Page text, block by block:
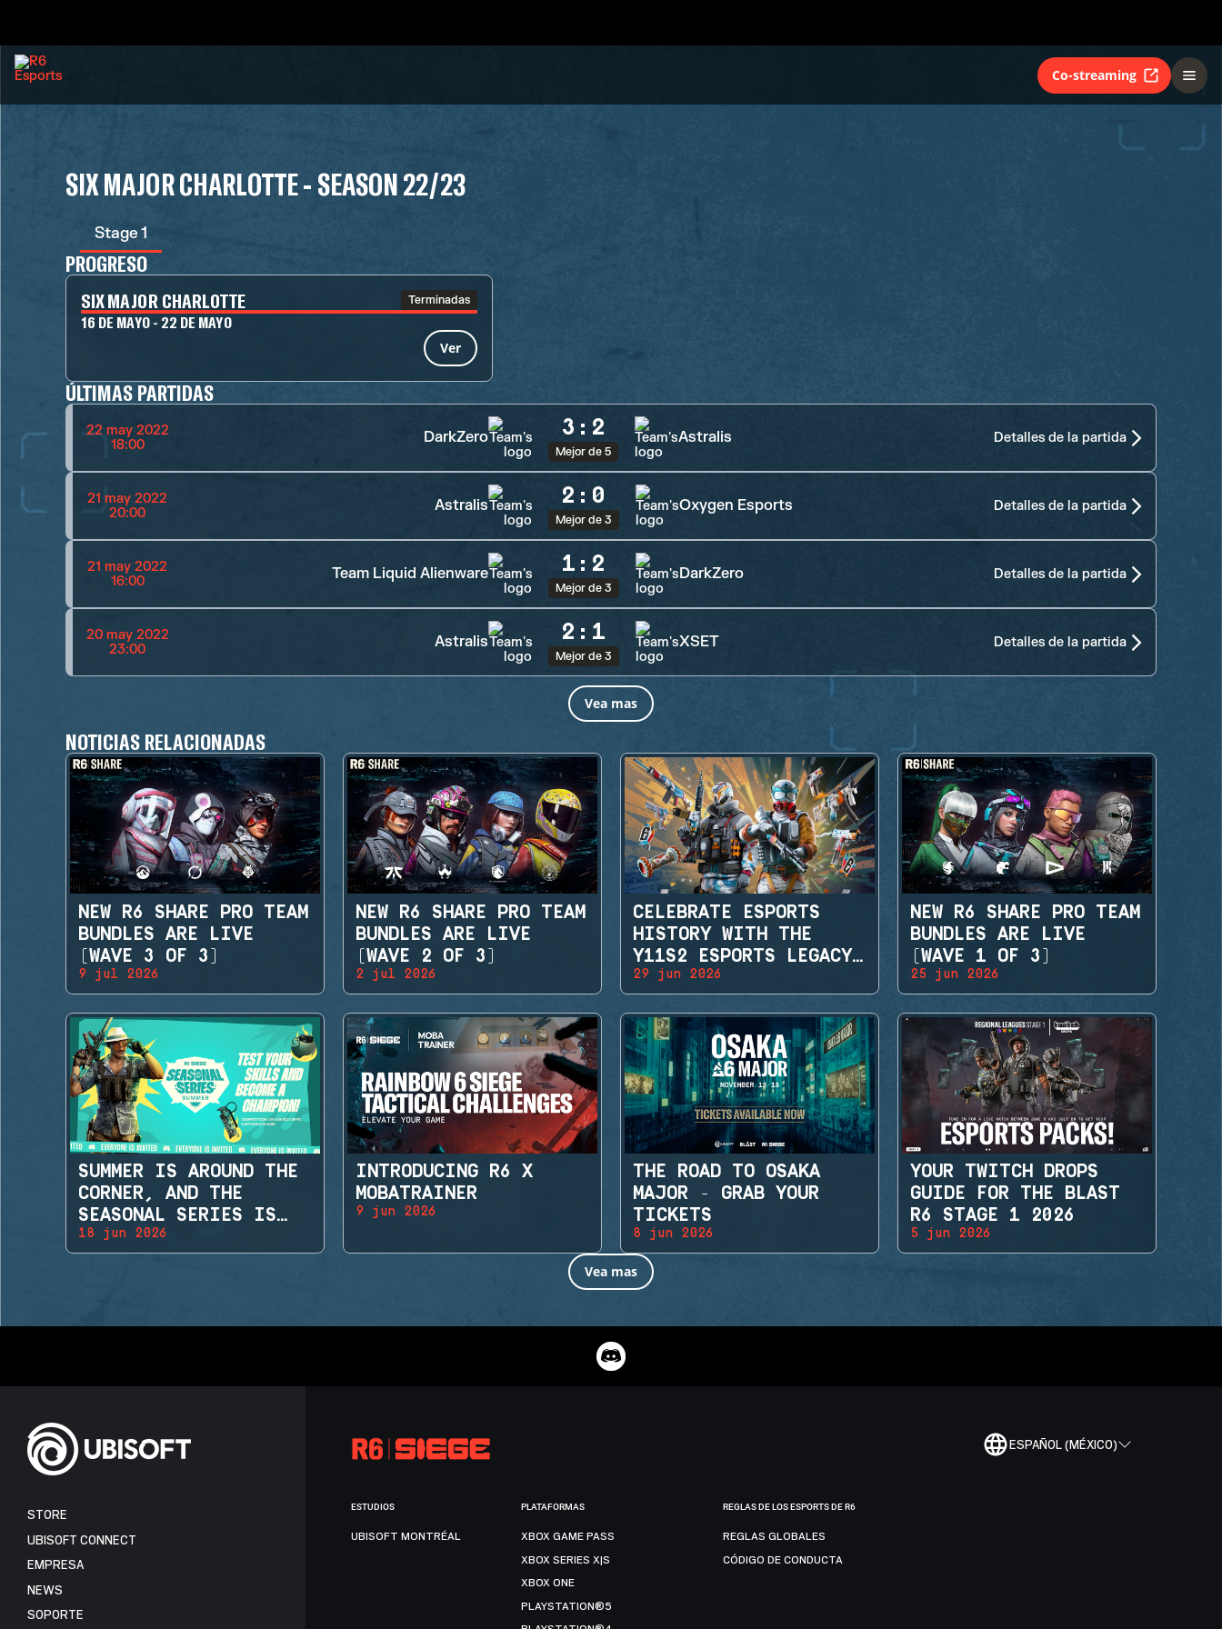
Co-streaming
SIX MAJOR CHARLOTTE - SEASON 22/23
Stage 1
PROGRESO
SIX MAJOR CHARLOTTE Terminadas
16 DE MAYO - 22 DE MAYO
Ver
ÚLTIMAS PARTIDAS
22 may 2022
18:00
DarkZero 3 : 2
Mejor de 5
Astralis Detalles de la partida
21 may 2022
20:00
Astralis 2 : 0
Mejor de 3
Oxygen Esports Detalles de la partida
21 may 2022
16:00
Team Liquid Alienware 1 : 2
Mejor de 3
DarkZero Detalles de la partida
20 may 2022
23:00
Astralis 2 : 1
Mejor de 3
XSET Detalles de la partida
Vea mas
NOTICIAS RELACIONADAS
NEW R6 SHARE PRO TEAM
BUNDLES ARE LIVE
(WAVE 3 OF 3)
9 jul 2026
NEW R6 SHARE PRO TEAM
BUNDLES ARE LIVE
(WAVE 2 OF 3)
2 jul 2026
CELEBRATE ESPORTS
HISTORY WITH THE
Y11S2 ESPORTS LEGACY
SETS
29 jun 2026
NEW R6 SHARE PRO TEAM
BUNDLES ARE LIVE
(WAVE 1 OF 3)
25 jun 2026
SUMMER IS AROUND THE
CORNER, AND THE
SEASONAL SERIES IS
BACK!
18 jun 2026
INTRODUCING R6 X
MOBATRAINER
9 jun 2026
THE ROAD TO OSAKA
MAJOR - GRAB YOUR
TICKETS
8 jun 2026
YOUR TWITCH DROPS
GUIDE FOR THE BLAST
R6 STAGE 1 2026
5 jun 2026
Vea mas
ESPAÑOL (MÉXICO)
STORE
UBISOFT CONNECT
EMPRESA
NEWS
SOPORTE
ESTUDIOS
UBISOFT MONTRÉAL
PLATAFORMAS
XBOX GAME PASS
XBOX SERIES X|S
XBOX ONE
PLAYSTATION®5
REGLAS DE LOS ESPORTS DE R6
REGLAS GLOBALES
CÓDIGO DE CONDUCTA